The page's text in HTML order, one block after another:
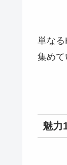
単な
集めて
魅力